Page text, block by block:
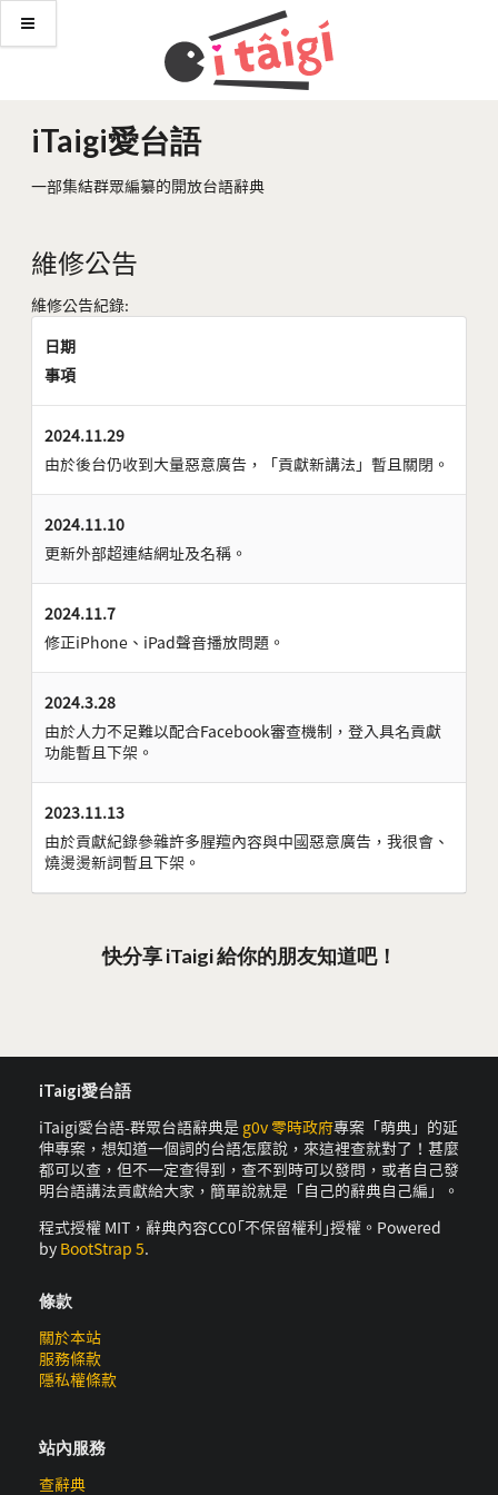
iTaigi愛台語
一部集結群眾編纂的開放台語辭典
維修公告
維修公告紀錄:
日期
事項
2024.11.29
由於後台仍收到大量惡意廣告，「貢獻新講法」暫且關閉。
2024.11.10
更新外部超連結網址及名稱。
2024.11.7
修正iPhone、iPad聲音播放問題。
2024.3.28
由於人力不足難以配合Facebook審查機制，登入具名貢獻
功能暫且下架。
2023.11.13
由於貢獻紀錄參雜許多腥羶內容與中國惡意廣告，我很會、
燒燙燙新詞暫且下架。
快分享 iTaigi 給你的朋友知道吧！
iTaigi愛台語
iTaigi愛台語-群眾台語辭典是 g0v 零時政府專案「萌典」的延
伸專案，想知道一個詞的台語怎麼說，來這裡查就對了！甚麼
都可以查，但不一定查得到，查不到時可以發問，或者自己發
明台語講法貢獻給大家，簡單說就是「自己的辭典自己編」。
程式授權 MIT，辭典內容CC0｢不保留權利｣授權。Powered
by BootStrap 5.
條款
關於本站
服務條款
隱私權條款
站內服務
查辭典